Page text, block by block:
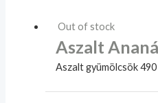
Out of stock
Aszalt
Aszalt gyümölcsök490